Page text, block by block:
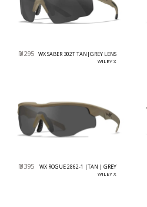
WX SABER 302T TAN|GREY LENS
₪295
WILEY X
WX ROGUE 2862-1 |TAN | GREY
₪395
WILEY X